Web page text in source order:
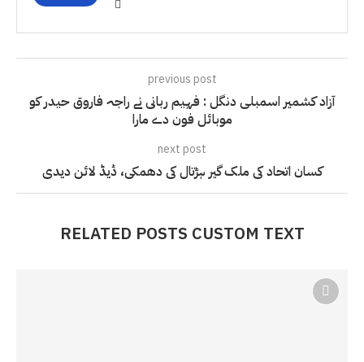
previous post
آزاد کشمیر اسمبلی دنگل : فہیم ربانی نے راجہ فاروق حیدر کو
موبائل فون دے مارا
next post
کسان اتحاد کی ملک گیر ہڑتال کی دھمکی، ڈیڈ لائن دیدی
RELATED POSTS CUSTOM TEXT